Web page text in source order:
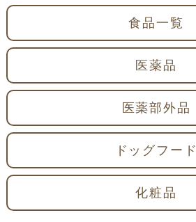
食品一覧
医薬品
医薬部外品
ドッグフード
化粧品